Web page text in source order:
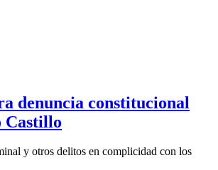
denuncia constitucional
Castillo
y otros delitos en complicidad con los